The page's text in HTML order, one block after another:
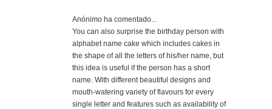
Anónimo ha comentado...
You can also surprise the birthday person with
alphabet name cake which includes cakes in
the shape of all the letters of his/her name, but
this idea is useful if the person has a short
name. With different beautiful designs and
mouth-watering variety of flavours for every
single letter and features such as availability of